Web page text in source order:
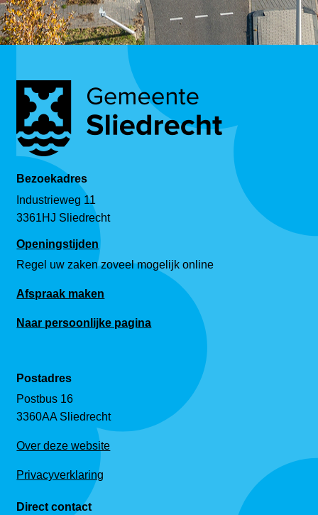
Bezoekadres
Industrieweg 11
3361HJ Sliedrecht
Openingstijden
Regel uw zaken zoveel mogelijk online
Afspraak maken
Naar persoonlijke pagina
Postadres
Postbus 16
3360AA Sliedrecht
Over deze website
Privacyverklaring
Direct contact